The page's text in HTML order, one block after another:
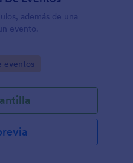
además de una
evento.
eventos